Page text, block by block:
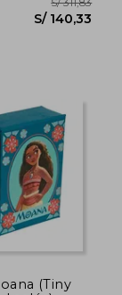
55%
dcto.
(Tiny